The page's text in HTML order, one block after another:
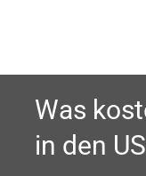
Was
in den